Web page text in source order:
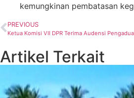
kemungkinan pembatasan
PREVIOUS
Ketua Komisi VII DPR Terima Audensi
Artikel Terkait